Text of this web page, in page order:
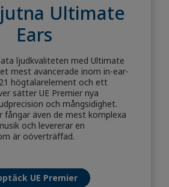
Ultimate
Ears
ljudkvaliteten med Ultimate
mest avancerade inom in-ear-
högtalarelement och ett
sätter UE Premier nya
och mångsidighet.
fångar även de mest komplexa
och levererar en
är oöverträffad.
UE Premier